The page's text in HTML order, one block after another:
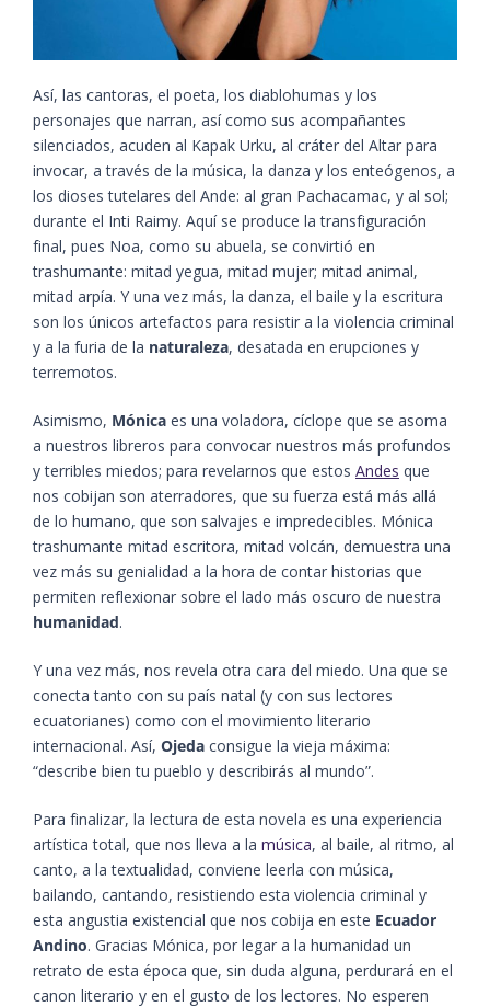
Así, las cantoras, el poeta, los diablohumas y los
personajes que narran, así como sus acompañantes
silenciados, acuden al Kapak Urku, al cráter del Altar para
invocar, a través de la música, la danza y los enteógenos, a
los dioses tutelares del Ande: al gran Pachacamac, y al sol;
durante el Inti Raimy. Aquí se produce la transfiguración
final, pues Noa, como su abuela, se convirtió en
trashumante: mitad yegua, mitad mujer; mitad animal,
mitad arpía. Y una vez más, la danza, el baile y la escritura
son los únicos artefactos para resistir a la violencia criminal
y a la furia de la naturaleza, desatada en erupciones y
terremotos.
Asimismo, Mónica es una voladora, cíclope que se asoma
a nuestros libreros para convocar nuestros más profundos
y terribles miedos; para revelarnos que estos Andes que
nos cobijan son aterradores, que su fuerza está más allá
de lo humano, que son salvajes e impredecibles. Mónica
trashumante mitad escritora, mitad volcán, demuestra una
vez más su genialidad a la hora de contar historias que
permiten reflexionar sobre el lado más oscuro de nuestra
humanidad.
Y una vez más, nos revela otra cara del miedo. Una que se
conecta tanto con su país natal (y con sus lectores
ecuatorianes) como con el movimiento literario
internacional. Así, Ojeda consigue la vieja máxima:
“describe bien tu pueblo y describirás al mundo”.
Para finalizar, la lectura de esta novela es una experiencia
artística total, que nos lleva a la música, al baile, al ritmo, al
canto, a la textualidad, conviene leerla con música,
bailando, cantando, resistiendo esta violencia criminal y
esta angustia existencial que nos cobija en este Ecuador
Andino. Gracias Mónica, por legar a la humanidad un
retrato de esta época que, sin duda alguna, perdurará en el
canon literario y en el gusto de los lectores. No esperen